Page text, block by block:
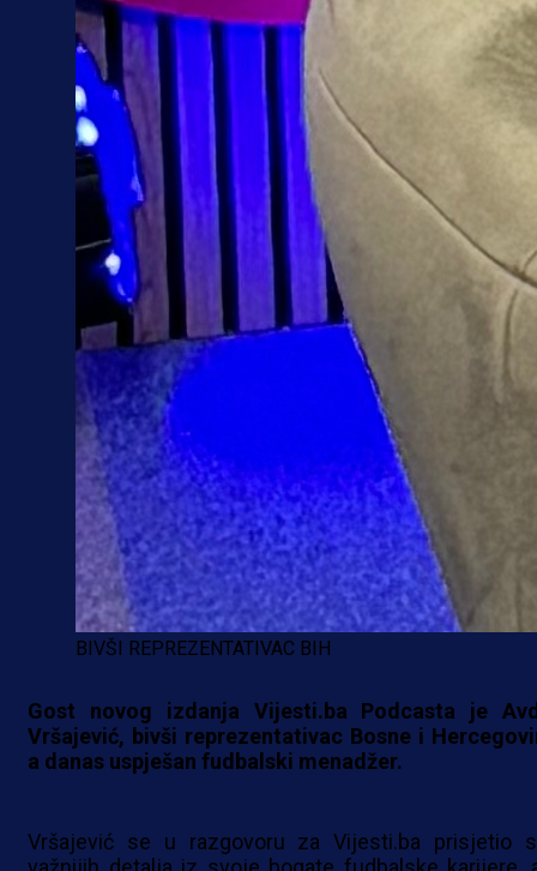
BIVŠI REPREZENTATIVAC BIH
Gost novog izdanja Vijesti.ba Podcasta je
Vršajević, bivši reprezentativac Bosne i
a danas uspješan fudbalski menadžer.
Vršajević se u razgovoru za Vijesti.ba prisjetio